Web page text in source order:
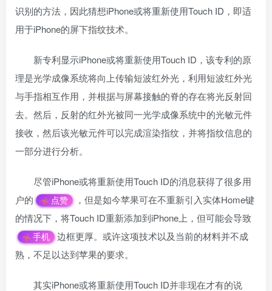
识别的方法，因此猜想iPhone或将重新使用Touch ID，即适
用于iPhone的屏下指纹技术。
新专利显示iPhone或将重新使用Touch ID，该专利的原
理是光学成像系统将向上传输短波红外光，利用短波红外光
与手指相互作用，并根据与屏幕接触的脊的存在将光反射回
去。然后，反射的红外光被同一光学成像系统中的光敏元件
接收，然后该光敏元件可以完成渲染指纹，并将指纹信息的
一部分进行分析。
尽管iPhone或将重新使用Touch ID的消息获得了很多用
户的
点赞
，但是如今苹果可在不重新引入实体Home键
的情况下，将Touch ID重新添加到iPhone上，但可能会导致
手机
边框更厚。或许这项技术以及当前的材料并不成
熟，不足以达到苹果的要求。
其实iPhone或将重新使用Touch ID并非现在才有的说